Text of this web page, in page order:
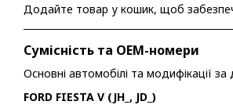
Додайте товар у кошик, щоб
Сумісність та OEM-номери
Основні автомобілі та модифікації
FORD FIESTA V (JH_, JD_)